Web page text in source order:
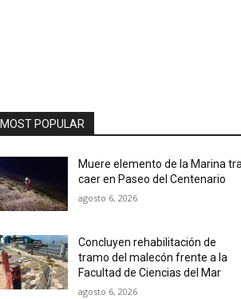
MOST POPULAR
Muere elemento de la Marina
caer en Paseo del Centenario
agosto 6, 2026
Concluyen rehabilitación de
tramo del malecón frente a la
Facultad de Ciencias del Mar
agosto 6, 2026